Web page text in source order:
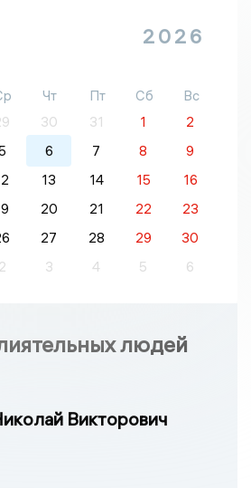
2026
Чт Пт Сб
Вс
30 31 1
2
6 7 8
9
13 14 15
16
20 21 22
23
27 28 29
30
2 3 4 5 6
людей
Викторович